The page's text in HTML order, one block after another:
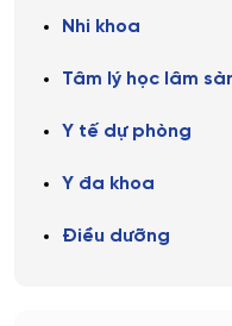
Nhi khoa
Tâm lý học lâm
Y tế dự phòng
Y đa khoa
Điều dưỡng